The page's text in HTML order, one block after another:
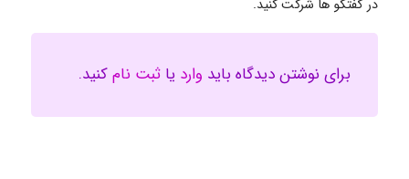
در گفتگو ها شرکت کنید.
برای نوشتن دیدگاه باید وارد یا ثبت نامکنید.